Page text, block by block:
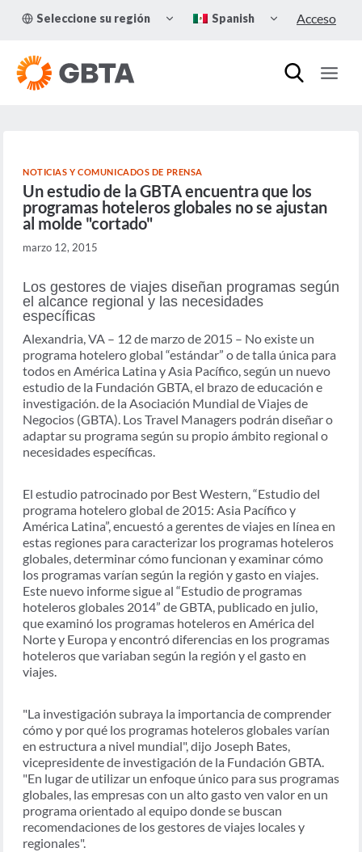
Seleccione su región
TOGGLE
CHILD
Spanish
CHILDAcceso
NOTICIAS Y COMUNICADOS DE PRENSA
Un estudio de la GBTA encuentra que los
programas hoteleros globales no se ajustan
al molde "cortado"
marzo 12, 2015
Los gestores de viajes diseñan programas según
el alcance regional y las necesidades
específicas
Alexandria, VA – 12 de marzo de 2015 – No existe un
programa hotelero global “estándar” o de talla única para
todos en América Latina y Asia Pacífico, según un nuevo
estudio de la Fundación GBTA, el brazo de educación e
investigación. de la Asociación Mundial de Viajes de
Negocios (GBTA). Los Travel Managers podrán diseñar o
adaptar su programa según su propio ámbito regional o
necesidades específicas.
El estudio patrocinado por Best Western, “Estudio del
programa hotelero global de 2015: Asia Pacífico y
América Latina”, encuestó a gerentes de viajes en línea en
estas regiones para caracterizar los programas hoteleros
globales, determinar cómo funcionan y examinar cómo
los programas varían según la región y gasto en viajes.
Este nuevo informe sigue al “Estudio de programas
hoteleros globales 2014” de GBTA, publicado en julio,
que examinó los programas hoteleros en América del
Norte y Europa y encontró diferencias en los programas
hoteleros que variaban según la región y el gasto en
viajes.
"La investigación subraya la importancia de comprender
cómo y por qué los programas hoteleros globales varían
en estructura a nivel mundial", dijo Joseph Bates,
vicepresidente de investigación de la Fundación GBTA.
"En lugar de utilizar un enfoque único para sus programas
globales, las empresas con un alto gasto ven valor en un
programa orientado al equipo donde se buscan
recomendaciones de los gestores de viajes locales y
regionales".